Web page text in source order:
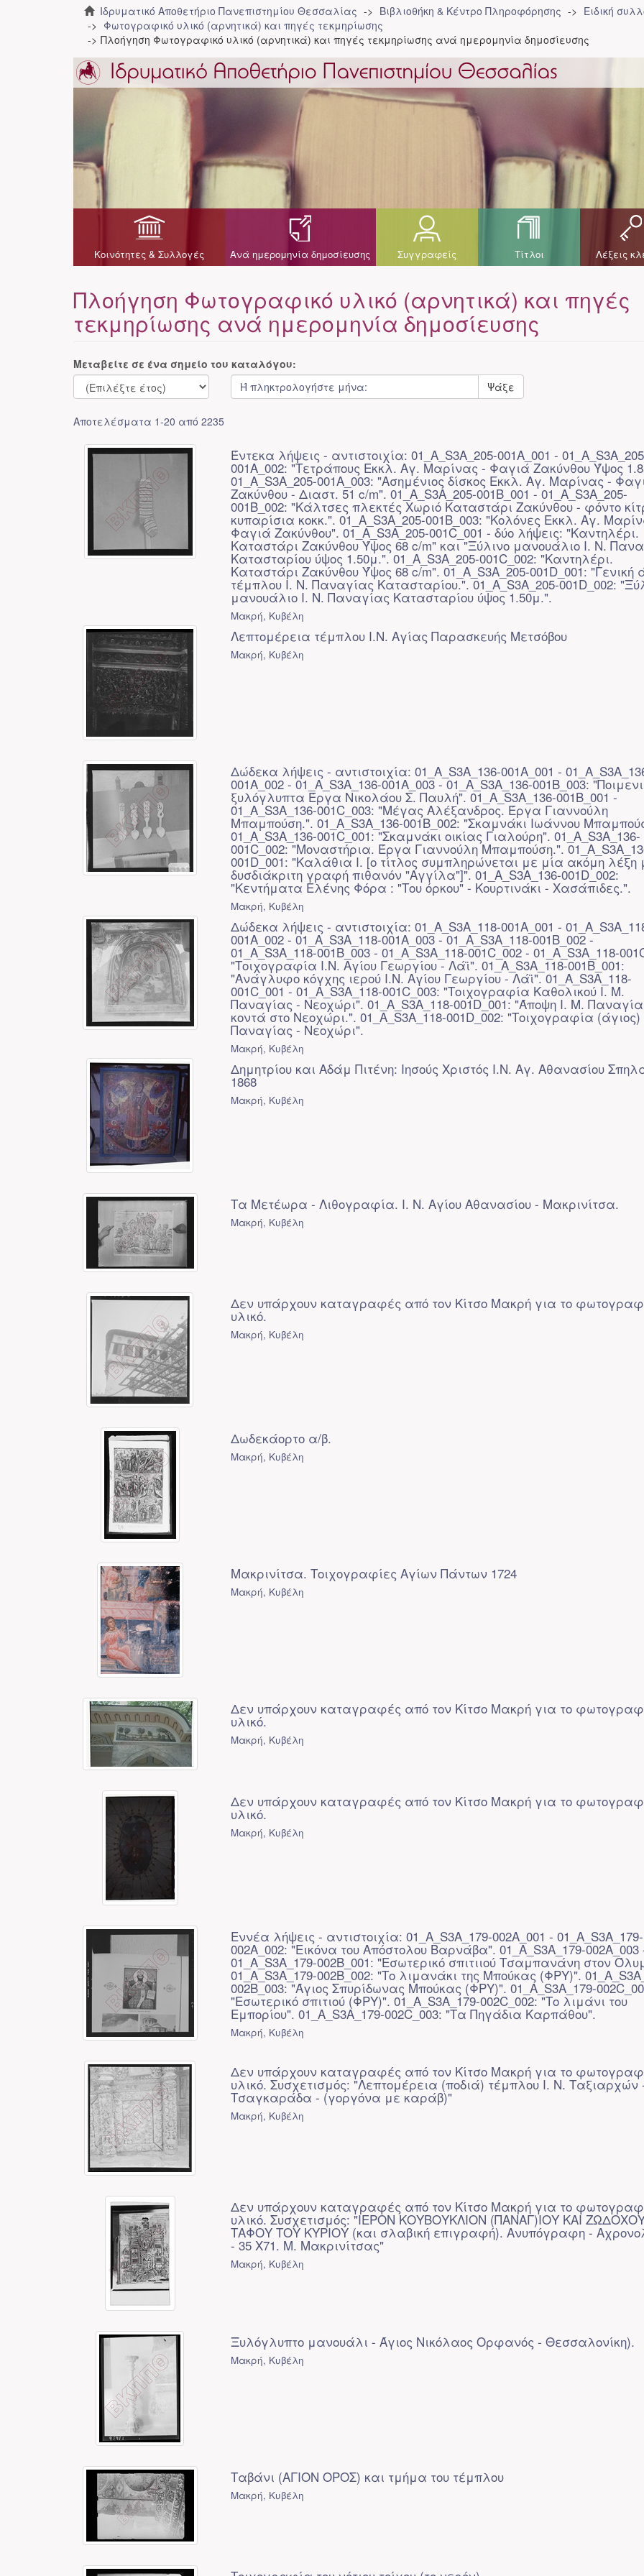
Ιδρυματικό Αποθετήριο Πανεπιστημίου Θεσσαλίας Βιβλιοθήκη & Κέντρο Πληροφόρησης
Ειδική
Φωτογραφικό υλικό (αρνητικά) και πηγές τεκμηρίωσης
Πλοήγηση Φωτογραφικό υλικό (αρνητικά) και πηγές τεκμηρίωσης ανά ημερομηνία δημοσίευσης
Κοινότητες & Συλλογές Ανά ημερομηνία δημοσίευσης Συγγραφείς Τίτλοι Λέξεις
Πλοήγηση Φωτογραφικό υλικό (αρνητικά) και πηγές
τεκμηρίωσης ανά ημερομηνία δημοσίευσης
Μεταβείτε σε ένα σημείο του καταλόγου:
Ψάξε
Αποτελέσματα 1-20 από 2235
Έντεκα λήψεις - αντιστοιχία: 01_A_S3A_205-001A_001 -
001A_002: "Τετράπους Εκκλ. Αγ. Μαρίνας - Φαγιά Ζακύνθου Ύψος
01_A_S3A_205-001A_003: "Ασημένιος δίσκος Εκκλ. Αγ. Μαρίνας -
Ζακύνθου - Διαστ. 51 c/m". 01_A_S3A_205-001B_001 - 01_A_S3A_205-
001B_002: "Κάλτσες πλεκτές Χωριό Καταστάρι Ζακύνθου - φόντο
κυπαρίσια κοκκ.". 01_A_S3A_205-001B_003: "Κολόνες Εκκλ. Αγ.
Φαγιά Ζακύνθου". 01_A_S3A_205-001C_001 - δύο λήψεις: "Καντηλέρι.
Καταστάρι Ζακύνθου Ύψος 68 c/m" και "Ξύλινο μανουάλιο Ι. Ν.
Κατασταρίου ύψος 1.50μ.". 01_A_S3A_205-001C_002: "Καντηλέρι.
Καταστάρι Ζακύνθου Ύψος 68 c/m". 01_A_S3A_205-001D_001: "Γενική
τέμπλου Ι. Ν. Παναγίας Κατασταρίου.". 01_A_S3A_205-001D_002:
μανουάλιο Ι. Ν. Παναγίας Κατασταρίου ύψος 1.50μ.".
Μακρή, Κυβέλη
Λεπτομέρεια τέμπλου Ι.Ν. Αγίας Παρασκευής Μετσόβου
Μακρή, Κυβέλη
Δώδεκα λήψεις - αντιστοιχία: 01_A_S3A_136-001A_001 -
001A_002 - 01_A_S3A_136-001A_003 - 01_A_S3A_136-001B_003:
ξυλόγλυπτα Έργα Νικολάου Σ. Παυλή". 01_A_S3A_136-001B_001 -
01_A_S3A_136-001C_003: "Μέγας Αλέξανδρος. Έργα Γιαννούλη
Μπαμπούση.". 01_A_S3A_136-001B_002: "Σκαμνάκι Ιωάννου
01_A_S3A_136-001C_001: "Σκαμνάκι οικίας Γιαλούρη". 01_A_S3A_136-
001C_002: "Μοναστήρια. Έργα Γιαννούλη Μπαμπούση.".
001D_001: "Καλάθια Ι. [ο τίτλος συμπληρώνεται με μία ακόμη λέξη
δυσδιάκριτη γραφή πιθανόν "Αγγίλα"]". 01_A_S3A_136-001D_002:
"Κεντήματα Ελένης Φόρα : "Του όρκου" - Κουρτινάκι - Χασάπιδες.".
Μακρή, Κυβέλη
Δώδεκα λήψεις - αντιστοιχία: 01_A_S3A_118-001A_001 -
001A_002 - 01_A_S3A_118-001A_003 - 01_A_S3A_118-001B_002 -
01_A_S3A_118-001B_003 - 01_A_S3A_118-001C_002 - 01_A_S3A_118-
"Τοιχογραφία Ι.Ν. Αγίου Γεωργίου - Λάϊ". 01_A_S3A_118-001B_001:
"Ανάγλυφο κόγχης ιερού Ι.Ν. Αγίου Γεωργίου - Λάϊ". 01_A_S3A_118-
001C_001 - 01_A_S3A_118-001C_003: "Τοιχογραφία Καθολικού Ι. Μ.
Παναγίας - Νεοχώρι". 01_A_S3A_118-001D_001: "Άποψη Ι. Μ.
κοντά στο Νεοχώρι.". 01_A_S3A_118-001D_002: "Τοιχογραφία
Παναγίας - Νεοχώρι".
Μακρή, Κυβέλη
Δημητρίου και Αδάμ Πιτένη: Ιησούς Χριστός Ι.Ν. Αγ. Αθανασίου
1868
Μακρή, Κυβέλη
Τα Μετέωρα - Λιθογραφία. Ι. Ν. Αγίου Αθανασίου - Μακρινίτσα.
Μακρή, Κυβέλη
Δεν υπάρχουν καταγραφές από τον Κίτσο Μακρή για το
υλικό.
Μακρή, Κυβέλη
Δωδεκάορτο α/β.
Μακρή, Κυβέλη
Μακρινίτσα. Τοιχογραφίες Αγίων Πάντων 1724
Μακρή, Κυβέλη
Δεν υπάρχουν καταγραφές από τον Κίτσο Μακρή για το
υλικό.
Μακρή, Κυβέλη
Δεν υπάρχουν καταγραφές από τον Κίτσο Μακρή για το
υλικό.
Μακρή, Κυβέλη
Εννέα λήψεις - αντιστοιχία: 01_A_S3A_179-002A_001 - 01_A_S3A_179-
002A_002: "Εικόνα του Απόστολου Βαρνάβα". 01_A_S3A_179-002A_003
01_A_S3A_179-002B_001: "Εσωτερικό σπιτιιού Τσαμπανάνη στον
01_A_S3A_179-002B_002: "Το λιμανάκι της Μπούκας (ΦΡΥ)".
002B_003: "Άγιος Σπυρίδωνας Μπούκας (ΦΡΥ)". 01_A_S3A_179-
"Εσωτερικό σπιτιού (ΦΡΥ)". 01_A_S3A_179-002C_002: "Το λιμάνι του
Εμπορίου". 01_A_S3A_179-002C_003: "Τα Πηγάδια Καρπάθου".
Μακρή, Κυβέλη
Δεν υπάρχουν καταγραφές από τον Κίτσο Μακρή για το
υλικό. Συσχετισμός: "Λεπτομέρεια (ποδιά) τέμπλου Ι. Ν. Ταξιαρχών
Τσαγκαράδα - (γοργόνα με καράβ)"
Μακρή, Κυβέλη
Δεν υπάρχουν καταγραφές από τον Κίτσο Μακρή για το
υλικό. Συσχετισμός: "ΙΕΡΟΝ ΚΟΥΒΟΥΚΛΙΟΝ (ΠΑΝΑΓ)ΙΟΥ ΚΑΙ
ΤΑΦΟΥ ΤΟΥ ΚΥΡΙΟΥ (και σλαβική επιγραφή). Ανυπόγραφη -
- 35 Χ71. Μ. Μακρινίτσας"
Μακρή, Κυβέλη
Ξυλόγλυπτο μανουάλι - Άγιος Νικόλαος Ορφανός - Θεσσαλονίκη).
Μακρή, Κυβέλη
Ταβάνι (ΑΓΙΟΝ ΟΡΟΣ) και τμήμα του τέμπλου
Μακρή, Κυβέλη